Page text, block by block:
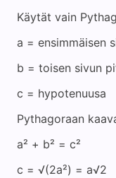
Käytät vain
a = ensimmäisen
b = toisen sivun
c = hypotenuusa
Pythagoraan
a² + b² = c²
c = √(2a²) = a√2